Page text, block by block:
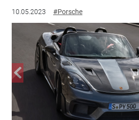
10.05.2023 #Porsche